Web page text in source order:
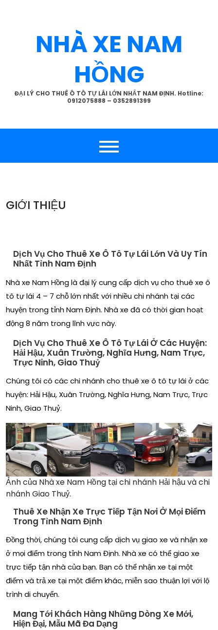
NHÀ XE NAM
HỒNG
ĐẠI LÝ CHO THUÊ Ô TÔ TỰ LÁI LỚN NHẤT NAM ĐỊNH. Hotline:
0912075888 – 0352891399
GIỚI THIỆU
Dịch Vụ Cho Thuê Xe Ô Tô Tự Lái Lớn Và Uy Tín
Nhất Tỉnh Nam Định
Nhà xe Nam Hồng là đại lý cung cấp dịch vụ cho thuê xe ô
tô tự lái 4 – 7 chỗ lớn nhất với nhiều chi nhánh tại các
huyện trong tỉnh Nam Định. Nhà xe đã có thời gian hoạt
động 8 năm trong lĩnh vực này.
Dịch Vụ Cho Thuê Xe Ô Tô Tự Lái Ở Các Huyện:
Hải Hậu, Xuân Trường, Nghĩa Hưng, Nam Trực,
Trực Ninh, Giao Thuỷ
Chúng tôi có các chi nhánh cho thuê xe ô tô tự lái ở các
huyện: Hải Hậu, Xuân Trường, Nghĩa Hưng, Nam Trực, Trực
Ninh, Giao Thuỷ.
Ảnh của Nhà xe Nam Hồng tại chi nhánh Hải hậu và chi
nhánh Giao Thuỷ.
Thuê Xe Nhận Xe Trực Tiếp Tận Nơi Ở Mọi Điểm
Trong Tỉnh Nam Định
Đồng thời, chúng tôi cung cấp dịch vụ giao xe và nhận xe
ở mọi điểm trong tỉnh Nam Định. Nhà xe có thể giao xe
trực tiếp tận nhà của bạn. Bạn có thể nhận xe tại một
điểm và trả xe tại một điểm khác, miễn sao thuận lợi với lộ
trình di chuyển.
Mang Tới Khách Hàng Những Dòng Xe Mới,
Hiện Đại, Mẫu Mã Đa Dạng